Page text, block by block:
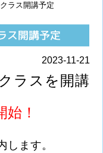
ラス開講予定
ス開講予定
2023-11-21
ラスを開講
！
します。